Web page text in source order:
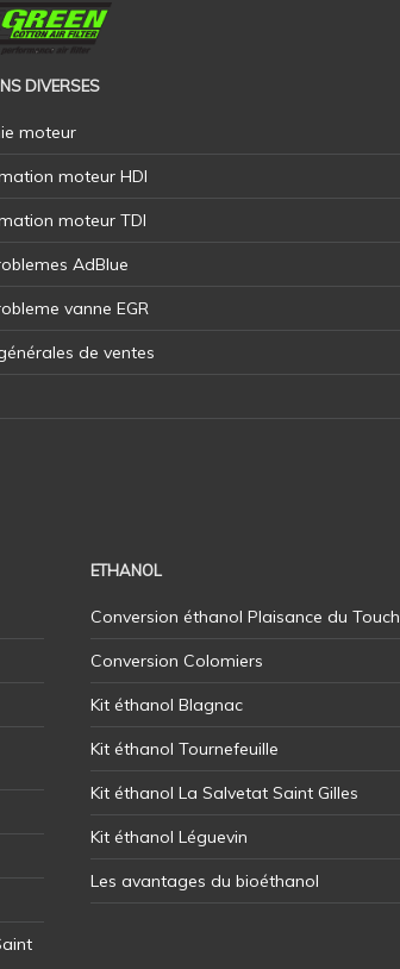
DIVERSES
moteur
moteur HDI
moteur TDI
AdBlue
vanne EGR
de ventes
ETHANOL
Conversion éthanol Plaisance du Touch
Conversion Colomiers
Kit éthanol Blagnac
Kit éthanol Tournefeuille
Kit éthanol La Salvetat Saint Gilles
Kit éthanol Léguevin
Les avantages du bioéthanol